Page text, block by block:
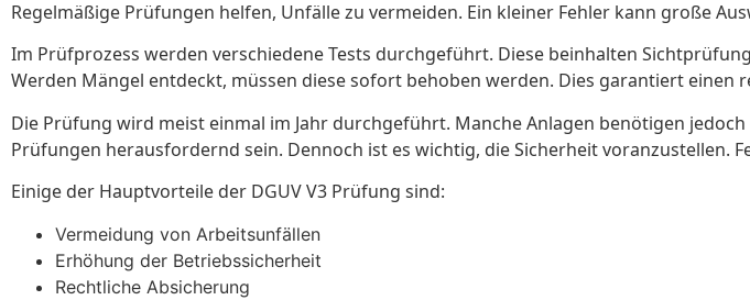
Regelmäßige Prüfungen helfen, Unfälle zu vermeiden. Ein kleiner Fehler kann große
Im Prüfprozess werden verschiedene Tests durchgeführt. Diese beinhalten
Werden Mängel entdeckt, müssen diese sofort behoben werden. Dies garantiert einen
Die Prüfung wird meist einmal im Jahr durchgeführt. Manche Anlagen benötigen
Prüfungen herausfordernd sein. Dennoch ist es wichtig, die Sicherheit voranzustellen.
Einige der Hauptvorteile der DGUV V3 Prüfung sind:
Vermeidung von Arbeitsunfällen
Erhöhung der Betriebssicherheit
Rechtliche Absicherung